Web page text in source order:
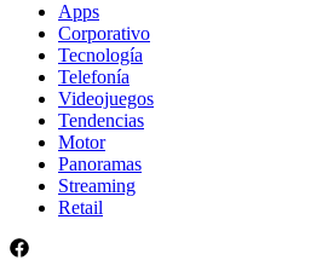
Apps
Corporativo
Tecnología
Telefonía
Videojuegos
Tendencias
Motor
Panoramas
Streaming
Retail